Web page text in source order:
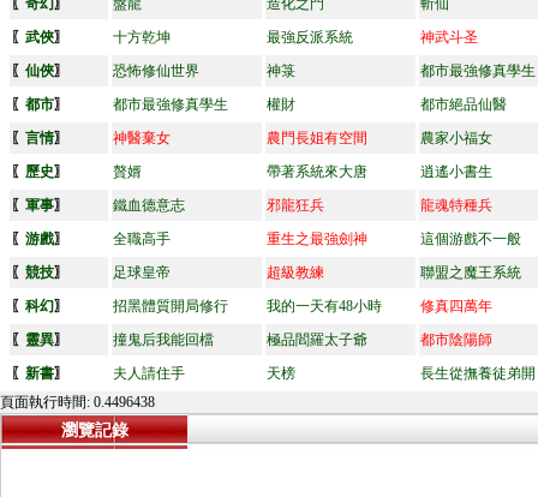
〖 奇幻〗 盤龍 造化之門
斬仙
〖 武俠〗 十方乾坤 最強反派系統
神武斗圣
〖 仙俠〗 恐怖修仙世界 神箓
都市最強修真學生
〖 都市〗 都市最強修真學生 權財
都市絕品仙醫
〖 言情〗 神醫棄女 農門長姐有空間
農家小福女
〖 歷史〗 贅婿 帶著系統來大唐
逍遙小書生
〖 軍事〗 鐵血德意志 邪龍狂兵
龍魂特種兵
〖 游戲〗 全職高手 重生之最強劍神
這個游戲不一般
〖 競技〗 足球皇帝 超級教練
聯盟之魔王系統
〖 科幻〗 招黑體質開局修行 我的一天有48小時
修真四萬年
〖 靈異〗 撞鬼后我能回檔 極品閻羅太子爺
都市陰陽師
〖 新書〗 夫人請住手 天榜
長生從撫養徒弟開
頁面執行時間: 0.4496438
瀏覽記錄